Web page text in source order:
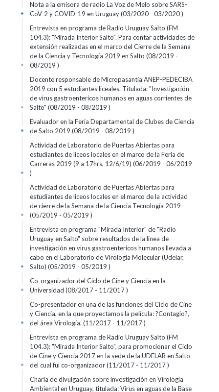
Nota a la emisora de radio La Voz de Melo sobre SARS-
CoV-2 y COVID-19 en Uruguay (03/2020 - 03/2020 )
+
Entrevista en programa de Radio Uruguay Salto (FM
104.3): "Mirada Interior Salto". Para contar actividades de
extensión realizadas en el marco del Cierre de la Semana
de la Ciencia y Tecnología 2019 en Salto (08/2019 -
08/2019 )
+
Docente responsable de Micropasantía ANEP-PEDECIBA
2019 con 5 estudiantes liceales. Titulada: "Investigación
de virus gastroentericos humanos en aguas corrientes de
Salto" (08/2019 - 08/2019 )
+
Evaluador en la Feria Departamental de Clubes de Ciencia
de Salto 2019 (08/2019 - 08/2019 )
+
Actividad de Laboratorio de Puertas Abiertas para
estudiantes de liceos locales en el marco de la Feria de
Carreras 2019 (9 a 17hrs, 12/6/19) (06/2019 - 06/2019
)
+
Actividad de Laboratorio de Puertas Abiertas para
estudiantes de liceos locales en el marco de la actividad
de cierre de la Semana de la Ciencia Tecnología 2019
(05/2019 - 05/2019 )
+
Entrevista en programa "Mirada Interior" de "Radio
Uruguay en Salto" sobre resultados de la linea de
investigación en virus gastroentericos humanos llevada a
cabo en el Laboratorio de Virología Molecular (Udelar,
Salto) (05/2019 - 05/2019 )
+
Co-organizador del Ciclo de Cine y Ciencia en la
Universidad (08/2017 - 11/2017 )
+
Co-presentador en una de las funciones del Ciclo de Cine
y Ciencia, en la que proyectamos la película: ?Contagio?,
del área Virología. (11/2017 - 11/2017 )
+
Entrevista en programa de Radio Uruguay Salto (FM
104.3): "Mirada Interior Salto", para promocionar el Ciclo
de Cine y Ciencia 2017 en la sede de la UDELAR en Salto
del cual fui co-organizador (11/2017 - 11/2017 )
+
Charla de divulgación sobre investigación en Virología
Ambiental en Uruguay, titulada: Virus en aguas de la Base